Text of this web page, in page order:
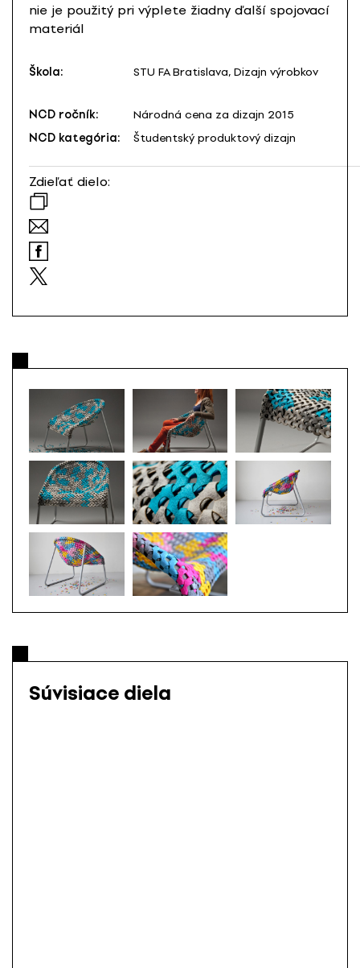
nie je použitý pri výplete žiadny ďalší spojovací
materiál
Škola: STU FA Bratislava, Dizajn výrobkov
NCD ročník:
Národná cena za dizajn 2015
NCD kategória:
Študentský produktový dizajn
Zdieľať dielo:
Súvisiace diela